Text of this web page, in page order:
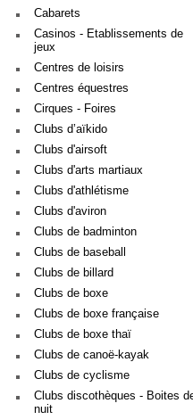
Cabarets
Casinos - Etablissements de
jeux
Centres de loisirs
Centres équestres
Cirques - Foires
Clubs d’aïkido
Clubs d'airsoft
Clubs d'arts martiaux
Clubs d'athlétisme
Clubs d'aviron
Clubs de badminton
Clubs de baseball
Clubs de billard
Clubs de boxe
Clubs de boxe française
Clubs de boxe thaï
Clubs de canoë-kayak
Clubs de cyclisme
Clubs discothèques - Boites
nuit